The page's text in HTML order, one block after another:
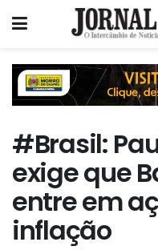
#Brasil:
exige que
entre em
inflação